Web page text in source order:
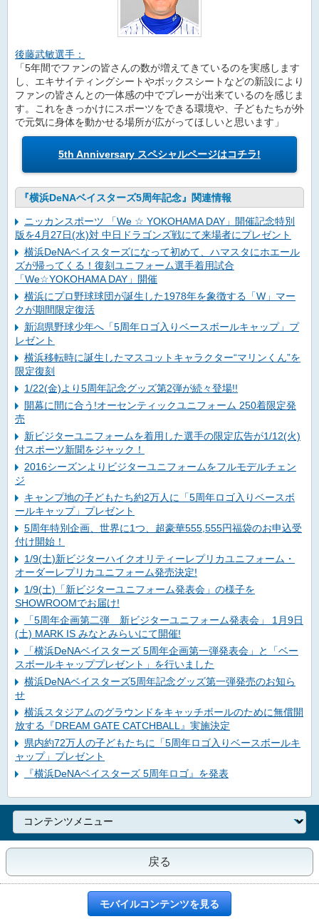
後藤武敏選手：
「5年間でファンの皆さんの数が増えてきているのを実感します
し、エキサイティングシートやボックスシートなどの新設により
ファンの皆さんとの一体感の中でプレーが出来ているのを感じま
す。これをきっかけにスポーツをできる環境や、子どもたちが外
で元気に身体を動かせる場所が広がってほしいと思います」
5th Anniversary スペシャルページはコチラ!
『横浜DeNAベイスターズ5周年記念』関連情報
ニッカンスポーツ 「We ☆ YOKOHAMA DAY」開催記念特別
版を4月27日(水)対 中日ドラゴンズ戦にて来場者にプレゼント
横浜DeNAベイスターズになって初めて、ハマスタにホエール
ズが帰ってくる！復刻ユニフォーム選手着用試合
「We☆YOKOHAMA DAY」開催
横浜にプロ野球球団が誕生した1978年を象徴する「W」マー
クが期間限定復活
新潟県野球少年へ「5周年ロゴ入りベースボールキャップ」プ
レゼント
横浜移転時に誕生したマスコットキャラクター“マリンくん”を
限定復刻
1/22(金)より5周年記念グッズ第2弾が続々登場!!
開幕に間に合う!オーセンティックユニフォーム 250着限定発
売
新ビジターユニフォームを着用した選手の限定広告が1/12(火)
付スポーツ新聞をジャック！
2016シーズンよりビジターユニフォームをフルモデルチェン
ジ
キャンプ地の子どもたち約2万人に「5周年ロゴ入りベースボ
ールキャップ」プレゼント
5周年特別企画、世界に1つ、超豪華555,555円福袋のお申込受
付け開始！
1/9(土)新ビジターハイクオリティーレプリカユニフォーム・
オーダーレプリカユニフォーム発売決定!
1/9(土)「新ビジターユニフォーム発表会」の様子を
SHOWROOMでお届け!
「5周年企画第二弾 新ビジターユニフォーム発表会」 1月9日
(土) MARK IS みなとみらいにて開催!
「横浜DeNAベイスターズ 5周年企画第一弾発表会」と「ベー
スボールキャッププレゼント」を行いました
横浜DeNAベイスターズ5周年記念グッズ第一弾発売のお知ら
せ
横浜スタジアムのグラウンドをキャッチボールのために無償開
放する『DREAM GATE CATCHBALL』実施決定
県内約72万人の子どもたちに「5周年ロゴ入りベースボールキ
ャップ」プレゼント
『横浜DeNAベイスターズ 5周年ロゴ』を発表
戻る
モバイルコンテンツを見る